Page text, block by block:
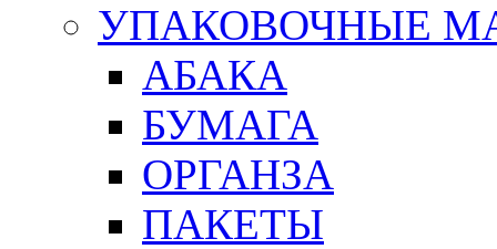
УПАКОВОЧНЫЕ
АБАКА
БУМАГА
ОРГАНЗА
ПАКЕТЫ